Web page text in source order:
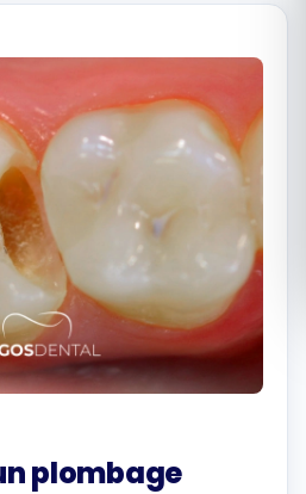
Български
Română
Русский
plombage